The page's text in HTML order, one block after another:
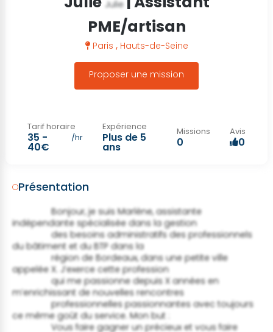
Julie
PME/artisan
Paris , Hauts-de-Seine
Proposer une mission
Tarif horaire
35 -
40€
/hr
Expérience
Plus de 5
ans
Missions
0
Avis
0
Présentation
                Bonjour, je suis Marlène, assistante
indépendante spécialisée dans la gestion
                des besoins administratifs des professionnels
du bâtiment et du BTP dans la
                région de Bordeaux, dans une petite ville
appelée X. J’exerce cette profession
                qui me passionne depuis X années en
m’enrichissant de nouvelles rencontres
                professionnelles passionnantes avec toujours
ce même goût du service. Mon but :